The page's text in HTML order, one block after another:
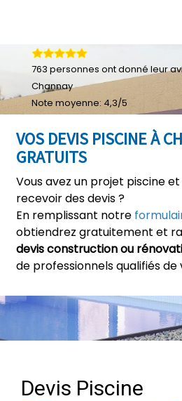
VOS DEVIS PISCINE À
GRATUITS
Vous avez un projet piscine
recevoir des devis ?
En remplissant notre
obtiendrez gratuitement et
devis construction ou
de professionnels qualifiés de
763 personnes ont donné leur
Channay
Note moyenne: 4,3/5
Devis Piscine